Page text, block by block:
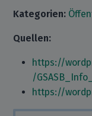
Kategorien:
Quellen:
https://
/
https://